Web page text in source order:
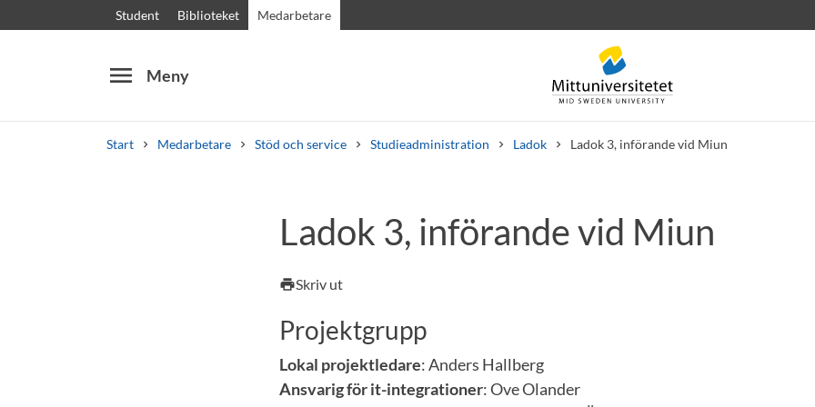
Student Biblioteket Medarbetare
menu Meny
Start Medarbetare Stöd och service Studieadministration Ladok Ladok 3, införande vid Miun
KursplanerVälkomstbrev PersonalLediga jobb
Ladok 3, införande vid Miun
printSkriv ut
Projektgrupp
Lokal projektledare: Anders Hallberg
Ansvarig för it-integrationer: Ove Olander